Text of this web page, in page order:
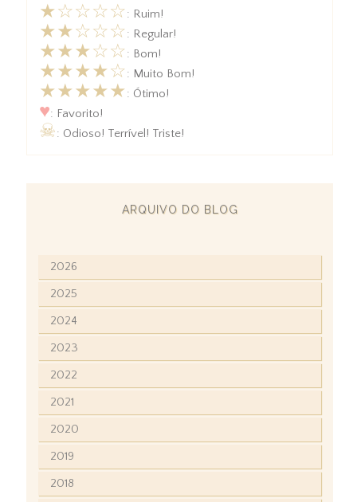
★☆☆☆☆: Ruim!
★★☆☆☆: Regular!
★★★☆☆: Bom!
★★★★☆: Muito Bom!
★★★★★: Ótimo!
♥: Favorito!
☠: Odioso! Terrível! Triste!
ARQUIVO DO BLOG
2026
2025
2024
2023
2022
2021
2020
2019
2018